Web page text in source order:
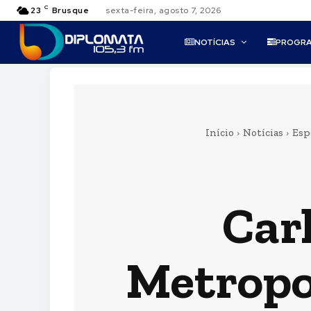
23 C Brusque sexta-feira, agosto 7, 2026
NOTÍCIAS
Início Notícias